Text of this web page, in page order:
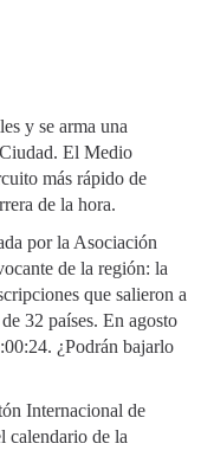
y se arma una
El Medio
más rápido de
de la hora.
por la Asociación
de la región: la
que salieron a
32 países. En agosto
¿Podrán bajarlo
Internacional de
calendario de la